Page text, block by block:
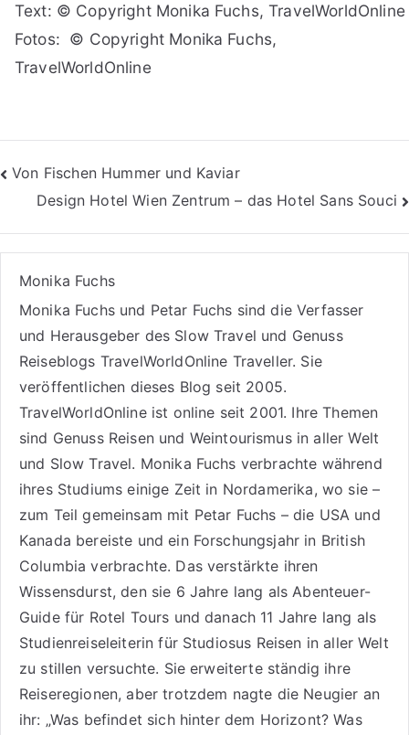
Text: © Copyright Monika Fuchs, TravelWorldOnline
Fotos: © Copyright Monika Fuchs,
TravelWorldOnline
Beitragsnavigation
Von Fischen Hummer und Kaviar
Design Hotel Wien Zentrum – das Hotel Sans Souci
Monika Fuchs
Monika Fuchs und Petar Fuchs sind die Verfasser
und Herausgeber des Slow Travel und Genuss
Reiseblogs TravelWorldOnline Traveller. Sie
veröffentlichen dieses Blog seit 2005.
TravelWorldOnline ist online seit 2001. Ihre Themen
sind Genuss Reisenund Weintourismusin aller Welt
und Slow Travel. Monika Fuchs verbrachte während
ihres Studiums einige Zeit in Nordamerika, wo sie –
zum Teil gemeinsam mit Petar Fuchs – die USA und
Kanada bereiste und ein Forschungsjahr in British
Columbia verbrachte. Das verstärkte ihren
Wissensdurst, den sie 6 Jahre lang alsAbenteuer-
Guide für Rotel Tours und danach 11 Jahre lang als
Studienreiseleiterin für Studiosus Reisen in aller Welt
zu stillen versuchte. Sie erweiterte ständig ihre
Reiseregionen, aber trotzdem nagte die Neugier an
ihr: „Was befindet sich hinter dem Horizont? Was